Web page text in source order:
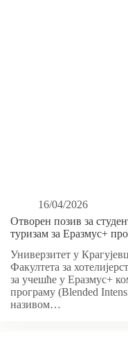
16/04/2026
Отворен позив за
туризам за Еразмус+
Универзитет у
Факултета за
за учешће у Еразмус+
програму (Blended
називом…